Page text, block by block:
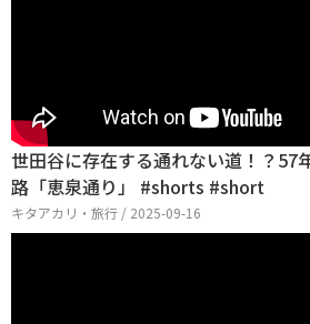
世田谷に存在する通れない道！？57
路「恵泉通り」 #shorts #short
キタアカリ・旅行 / 2025-09-16